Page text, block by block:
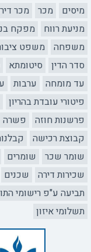
מיסים
מכר מכר
מניעת רווח
מפקח
משפחה
משפט
סדר הדין
סיטומתא
עד מומחה
ערבות
פיטורי עובדת בהריון
פרשנות חוזה
פשרה
קבוצת רכישה
שומר שכר
שומרים
שכירות דירה
שכנים
תביעה ע"פ רישומי
תשלומי איזון